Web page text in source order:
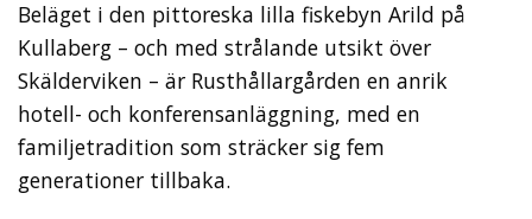
Beläget i den pittoreska lilla fiskebyn Arild på
Kullaberg – och med strålande utsikt över
Skälderviken – är Rusthållargården en anrik
hotell- och konferensanläggning, med en
familjetradition som sträcker sig fem
generationer tillbaka.